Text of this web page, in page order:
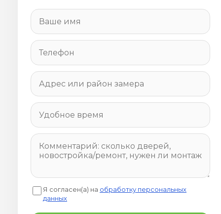
Я согласен(а) на обработку персональных
данных